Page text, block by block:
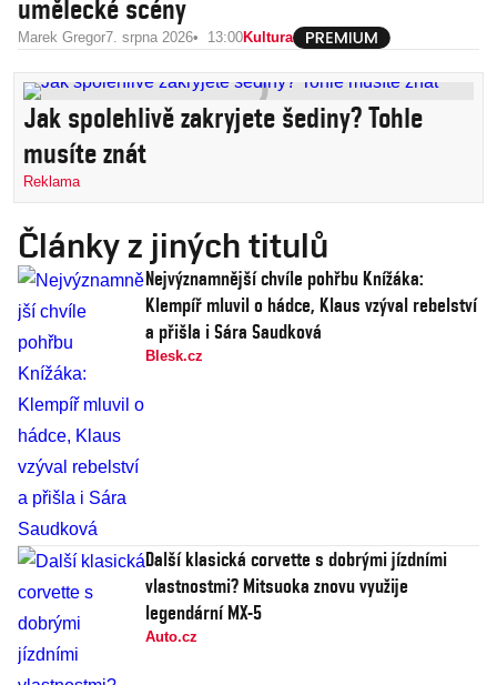
umělecké scény
Marek Gregor7. srpna 2026 13:00Kultura
Jak spolehlivě zakryjete šediny? Tohle
musíte znát
Reklama
Články z jiných titulů
Nejvýznamnější chvíle pohřbu Knížáka:
Klempíř mluvil o hádce, Klaus vzýval rebelství
a přišla i Sára Saudková
Blesk.cz
Další klasická corvette s dobrými jízdními
vlastnostmi? Mitsuoka znovu využije
legendární MX-5
Auto.cz